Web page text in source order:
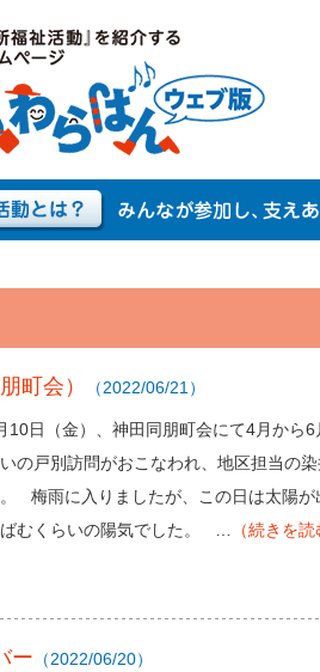
町会） （2022/06/21）
10日（金）、神田同朋町会にて4月から
の戸別訪問がおこなわれ、地区担当の
梅雨に入りましたが、この日は太陽が
むくらいの陽気でした。 …
（続きを読
ー （2022/06/20）